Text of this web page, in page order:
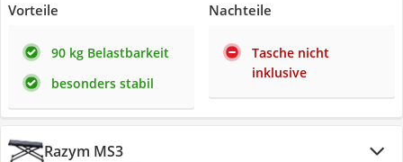
Vorteile
90 kg Belastbarkeit
besonders stabil
Nachteile
Tasche nicht
inklusive
Razym MS3